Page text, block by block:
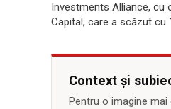
Investments Alliance, cu
Capital, care a scăzut cu
Context și
Pentru o imagine